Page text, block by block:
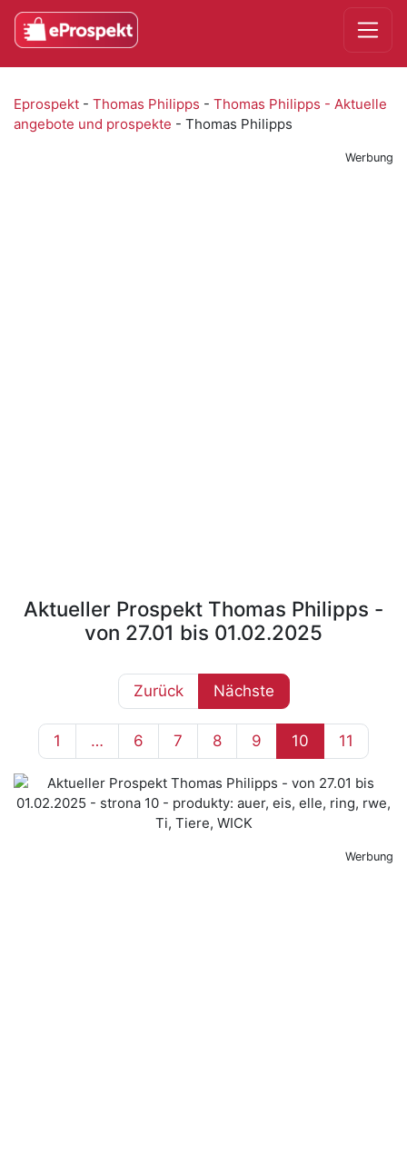
Eprospekt - Thomas Philipps - Thomas Philipps - Aktuelle
angebote und prospekte - Thomas Philipps
Werbung
Aktueller Prospekt Thomas Philipps -
von 27.01 bis 01.02.2025
Zurück Nächste
1 … 6 7 8 9 10 11
Werbung